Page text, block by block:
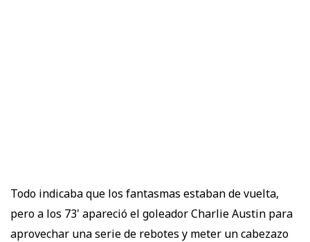
Todo indicaba que los fantasmas estaban de vuelta,
pero a los 73' apareció el goleador Charlie Austin para
aprovechar una serie de rebotes y meter un cabezazo